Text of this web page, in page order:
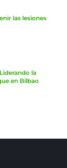
las lesiones
la
en Bilbao